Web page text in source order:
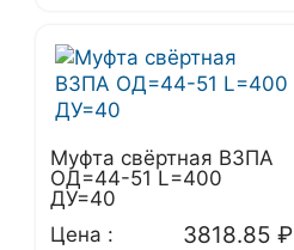
Муфта свёртная ВЗПА
ОД=44-51 L=400
ДУ=40
Цена :
3818.85 ₽